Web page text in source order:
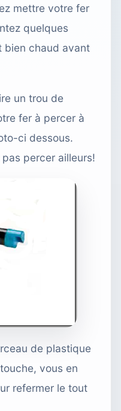
mettre votre fer
quelques
bien chaud avant
un trou de
fer à percer à
ci dessous.
percer ailleurs!
de plastique
vous en
refermer le tout